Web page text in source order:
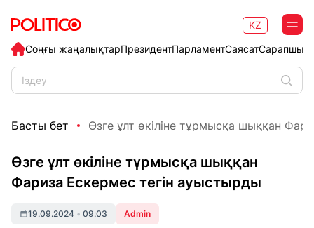
Соңғы жаңалықтарПрезидентПарламентСаясат
KZ
Басты бет Өзге ұлт өкіліне тұрмысқа шыққан
Өзге ұлт өкіліне тұрмысқа шыққан
Фариза Ескермес тегін ауыстырды
19.09.2024 • 09:03 Admin